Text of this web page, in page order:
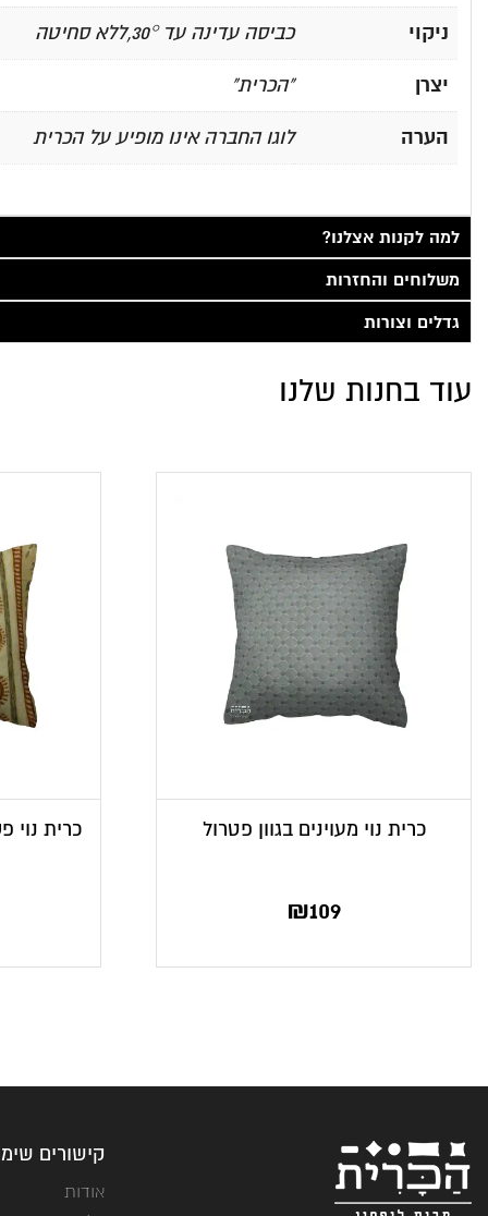
ניקוי כביסה עדינה עד 30°,ללא סחיטה
יצרן "הכרית"
הערה לוגו החברה אינו מופיע על הכרית
למה לקנות אצלנו?
משלוחים והחזרות
גדלים וצורות
עוד בחנות שלנו
כרית נוי מעוינים בגוון פטרול
₪109
כרית נוי
קישורים
אודות